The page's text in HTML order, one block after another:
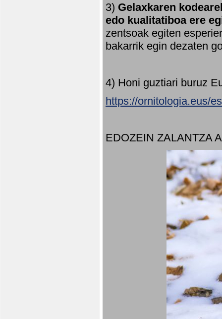
3) Gelaxkaren
edo kualitatiboa ere
zentsoak egiten
bakarrik egin dezaten
4) Honi guztiari buruz
https://ornitologia.eus/
EDOZEIN ZALANTZA